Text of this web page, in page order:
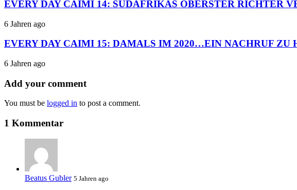
EVERY DAY CAIMI 14: SÜDAFRIKAS OBERSTER RICHTER
6 Jahren ago
EVERY DAY CAIMI 15: DAMALS IM 2020…EIN NACHRUF ZU
6 Jahren ago
Add your comment
You must be logged in to post a comment.
1 Kommentar
Beatus Gubler 5 Jahren ago